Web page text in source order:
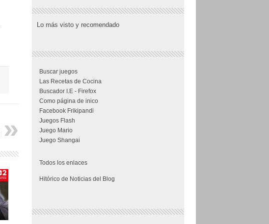
Lo más visto y recomendado
Buscar juegos
Las Recetas de Cocina
Buscador I.E - Firefox
Como página de inico
Facebook Frikipandi
Juegos Flash
Juego Mario
Juego Shangai
Todos los enlaces
Hitórico de Noticias del Blog